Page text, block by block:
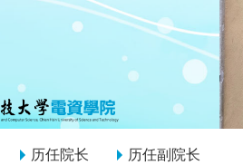
历任院长 历任副院长